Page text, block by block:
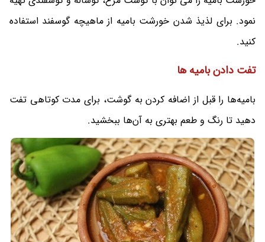
نمود. برای لذیذ شدن خورشت بامیه از ماهیچه گوسفند استفاده
کنید.
تفت دادن بامیه ها
بامیه‌ها را قبل از اضافه کردن به گوشت، برای مدت کوتاهی تفت
دهید تا رنگ و طعم بهتری به آن‌ها ببخشید.